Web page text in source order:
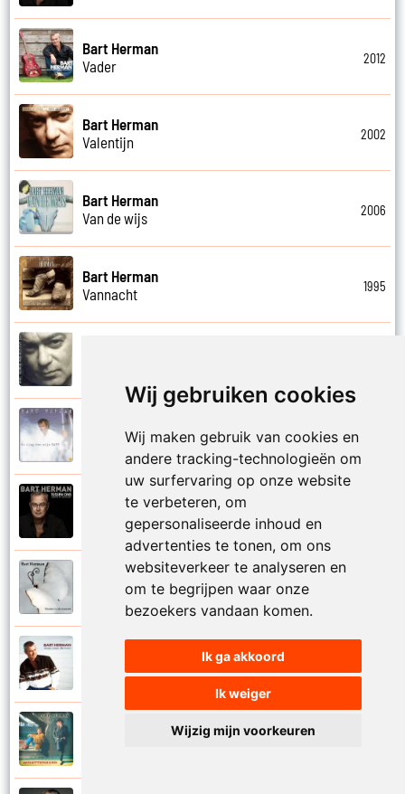
Wij gebruiken cookies
Wij maken gebruik van cookies en
andere tracking-technologieën om
uw surfervaring op onze website
te verbeteren, om
gepersonaliseerde inhoud en
advertenties te tonen, om ons
websiteverkeer te analyseren en
om te begrijpen waar onze
bezoekers vandaan komen.
Ik ga akkoord
Ik weiger
Wijzig mijn voorkeuren
Bart Herman
Vader
2012
Bart Herman
Valentijn
2002
Bart Herman
Van de wijs
2006
Bart Herman
Vannacht
1995
Bart Herman
Vertrouwelijk
Bart Herman
Victoria
Bart Herman
Vlinder in de sneeuw
Vlinders passie stille tranen